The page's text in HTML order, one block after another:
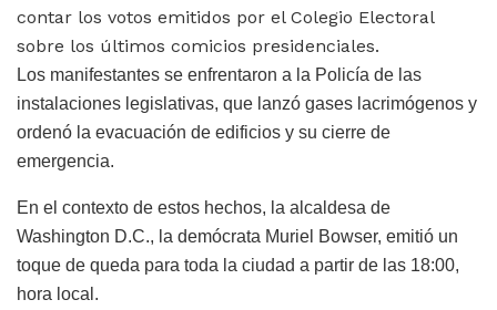
contar los votos emitidos por el Colegio Electoral
sobre los últimos comicios presidenciales.
Los manifestantes se enfrentaron a la Policía de las
instalaciones legislativas, que lanzó gases lacrimógenos y
ordenó la evacuación de edificios y su cierre de
emergencia.
En el contexto de estos hechos, la alcaldesa de
Washington D.C., la demócrata Muriel Bowser, emitió un
toque de queda para toda la ciudad a partir de las 18:00,
hora local.